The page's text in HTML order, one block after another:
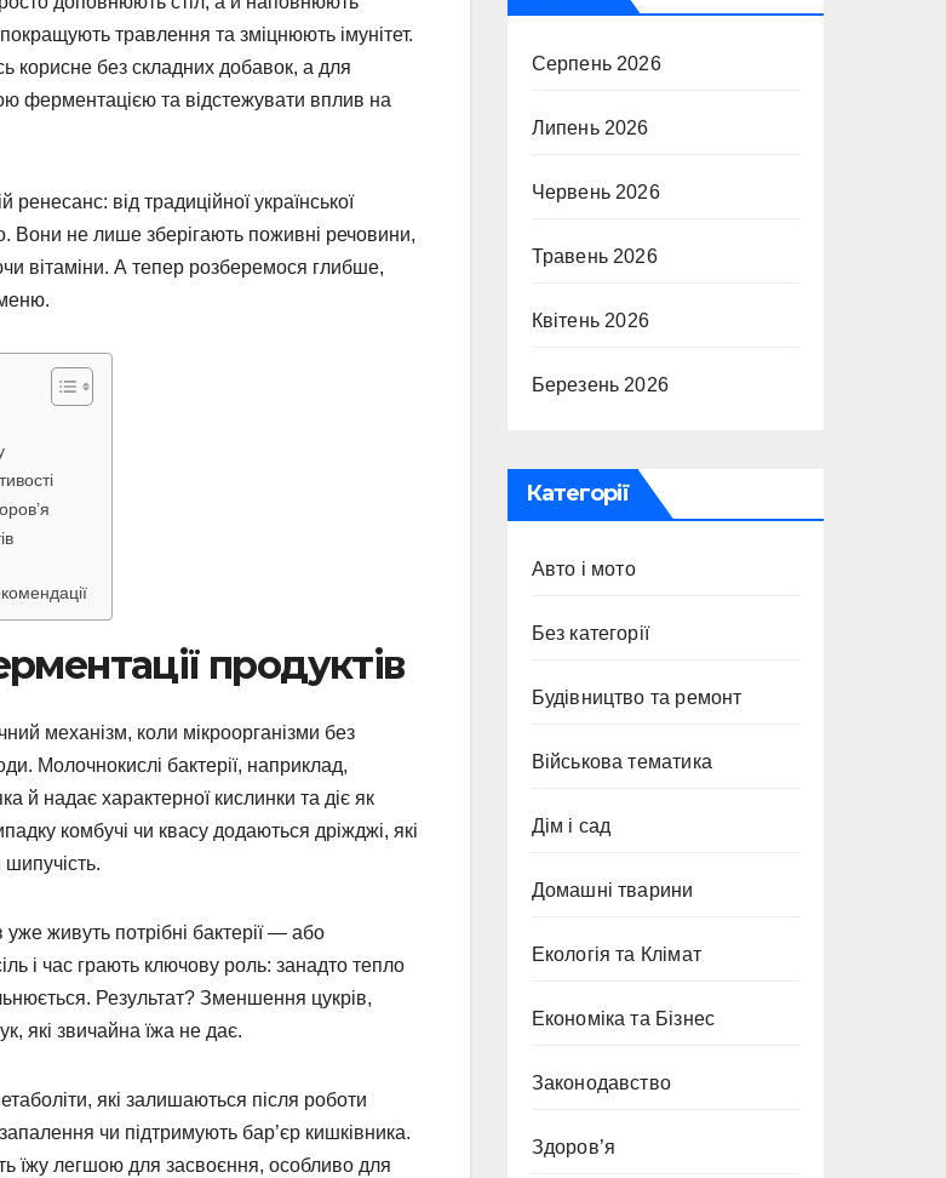
травлення та зміцнюють імунітет.
корисне без складних добавок, а для
ферментацією та відстежувати вплив на
від традиційної української
Вони не лише зберігають поживні речовини,
вітаміни. А тепер розберемося глибше,
продуктів
механізм, коли мікроорганізми без
Молочнокислі бактерії, наприклад,
й надає характерної кислинки та діє як
комбучі чи квасу додаються дріжджі, які
живуть потрібні бактерії — або
і час грають ключову роль: занадто тепло
Результат? Зменшення цукрів,
які звичайна їжа не дає.
які залишаються після роботи
чи підтримують бар’єр кишківника.
їжу легшою для засвоєння, особливо для
Серпень 2026
Липень 2026
Червень 2026
Травень 2026
Квітень 2026
Березень 2026
Категорії
Авто і мото
Без категорії
Будівництво та ремонт
Військова тематика
Дім і сад
Домашні тварини
Екологія та Клімат
Економіка та Бізнес
Законодавство
Здоров’я